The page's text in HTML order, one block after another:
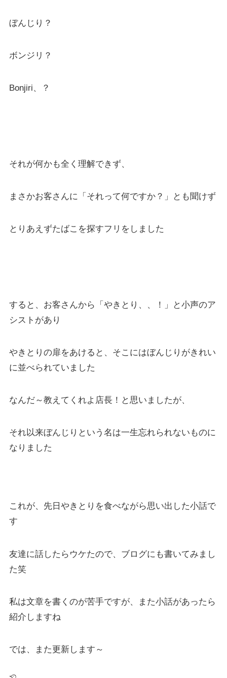
ぼんじり？
ボンジリ？
Bonjiri、？
それが何かも全く理解できず、
まさかお客さんに「それって何ですか？」とも聞けず
とりあえずたばこを探すフリをしました
すると、お客さんから「やきとり、、！」と小声のア
シストがあり
やきとりの扉をあけると、そこにはぼんじりがきれい
に並べられていました
なんだ～教えてくれよ店長！と思いましたが、
それ以来ぼんじりという名は一生忘れられないものに
なりました
これが、先日やきとりを食べながら思い出した小話で
す
友達に話したらウケたので、ブログにも書いてみまし
た笑
私は文章を書くのが苦手ですが、また小話があったら
紹介しますね
では、また更新します～